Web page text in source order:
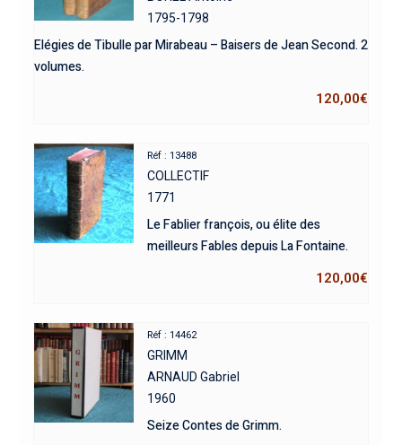
1795-1798
Elégies de Tibulle par Mirabeau – Baisers de Jean Second. 2
volumes.
120,00€
Réf : 13488
COLLECTIF
1771
Le Fablier françois, ou élite des
meilleurs Fables depuis La Fontaine.
120,00€
Réf : 14462
GRIMM
ARNAUD Gabriel
1960
Seize Contes de Grimm.